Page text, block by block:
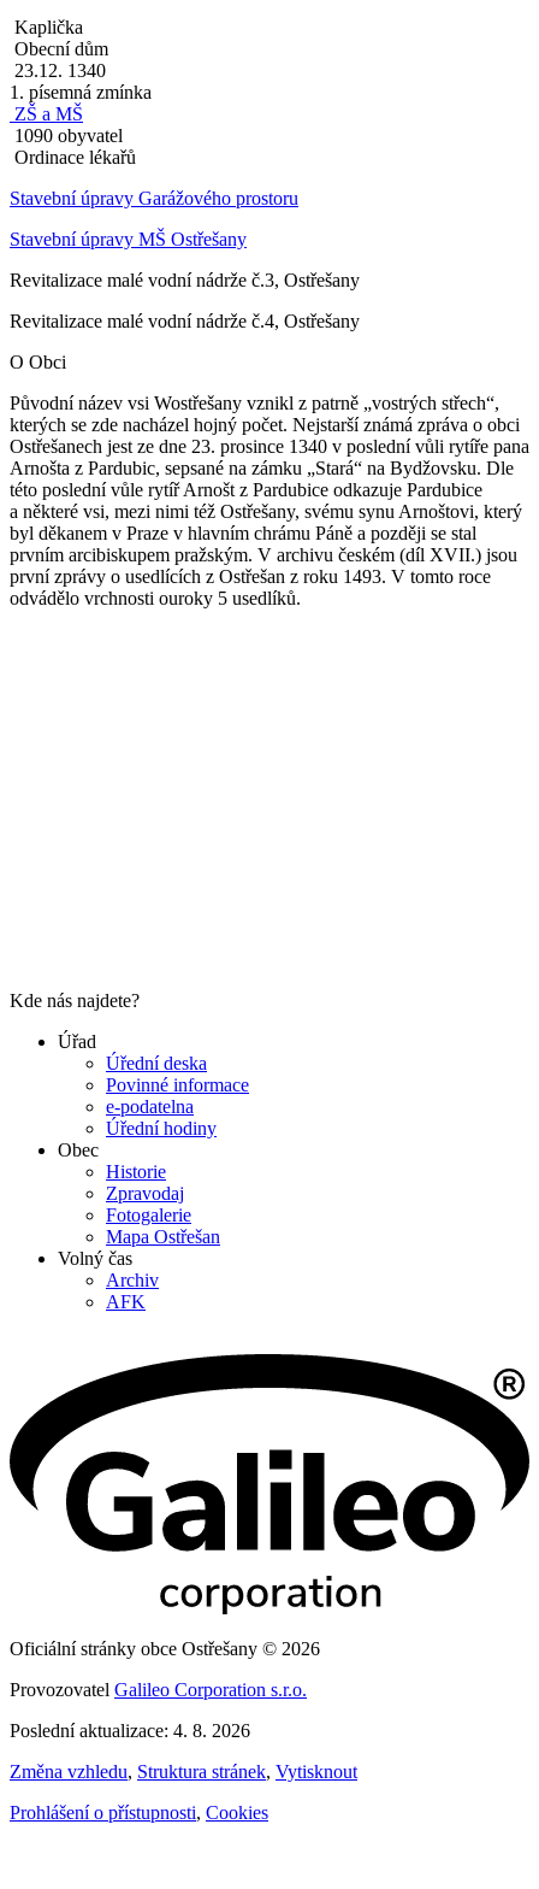
Kaplička
Obecní dům
23.12. 1340
1. písemná zmínka
ZŠ a MŠ
1090 obyvatel
Ordinace lékařů
Stavební úpravy Garážového prostoru
Stavební úpravy MŠ Ostřešany
Revitalizace malé vodní nádrže č.3, Ostřešany
Revitalizace malé vodní nádrže č.4, Ostřešany
O Obci
Původní název vsi Wostřešany vznikl z patrně „vostrých střech“,
kterých se zde nacházel hojný počet. Nejstarší známá zpráva o obci
Ostřešanech jest ze dne 23. prosince 1340 v poslední vůli rytíře pana
Arnošta z Pardubic, sepsané na zámku „Stará“ na Bydžovsku. Dle
této poslední vůle rytíř Arnošt z Pardubice odkazuje Pardubice
a některé vsi, mezi nimi též Ostřešany, svému synu Arnoštovi, který
byl děkanem v Praze v hlavním chrámu Páně a později se stal
prvním arcibiskupem pražským. V archivu českém (díl XVII.) jsou
první zprávy o usedlících z Ostřešan z roku 1493. V tomto roce
odvádělo vrchnosti ouroky 5 usedlíků.
Kde nás najdete?
Úřad
Úřední deska
Povinné informace
e-podatelna
Úřední hodiny
Obec
Historie
Zpravodaj
Fotogalerie
Mapa Ostřešan
Volný čas
Archiv
AFK
Oficiální stránky obce Ostřešany © 2026
Provozovatel Galileo Corporation s.r.o.
Poslední aktualizace: 4. 8. 2026
Změna vzhledu, Struktura stránek, Vytisknout
Prohlášení o přístupnosti, Cookies